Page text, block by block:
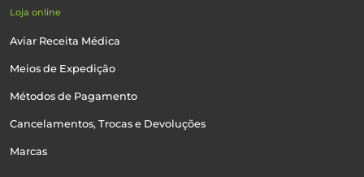
Loja online
Aviar Receita Médica
Meios de Expedição
Métodos de Pagamento
Cancelamentos, Trocas e Devoluções
Marcas